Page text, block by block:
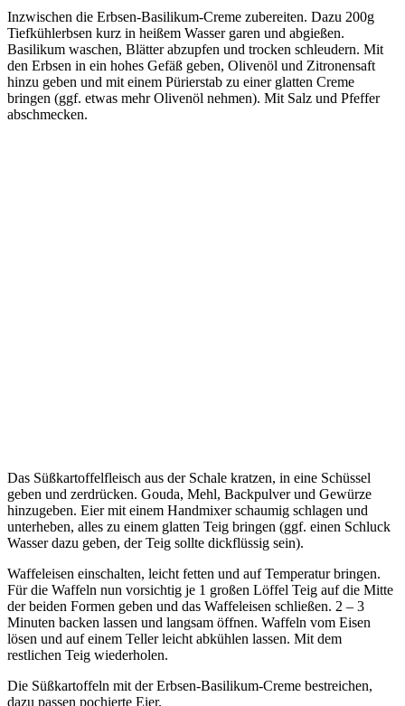
Inzwischen die Erbsen-Basilikum-Creme zubereiten. Dazu 200g
Tiefkühlerbsen kurz in heißem Wasser garen und abgießen.
Basilikum waschen, Blätter abzupfen und trocken schleudern. Mit
den Erbsen in ein hohes Gefäß geben, Olivenöl und Zitronensaft
hinzu geben und mit einem Pürierstab zu einer glatten Creme
bringen (ggf. etwas mehr Olivenöl nehmen). Mit Salz und Pfeffer
abschmecken.
Das Süßkartoffelfleisch aus der Schale kratzen, in eine Schüssel
geben und zerdrücken. Gouda, Mehl, Backpulver und Gewürze
hinzugeben. Eier mit einem Handmixer schaumig schlagen und
unterheben, alles zu einem glatten Teig bringen (ggf. einen Schluck
Wasser dazu geben, der Teig sollte dickflüssig sein).
Waffeleisen einschalten, leicht fetten und auf Temperatur bringen.
Für die Waffeln nun vorsichtig je 1 großen Löffel Teig auf die Mitte
der beiden Formen geben und das Waffeleisen schließen. 2 – 3
Minuten backen lassen und langsam öffnen. Waffeln vom Eisen
lösen und auf einem Teller leicht abkühlen lassen. Mit dem
restlichen Teig wiederholen.
Die Süßkartoffeln mit der Erbsen-Basilikum-Creme bestreichen,
dazu passen pochierte Eier.